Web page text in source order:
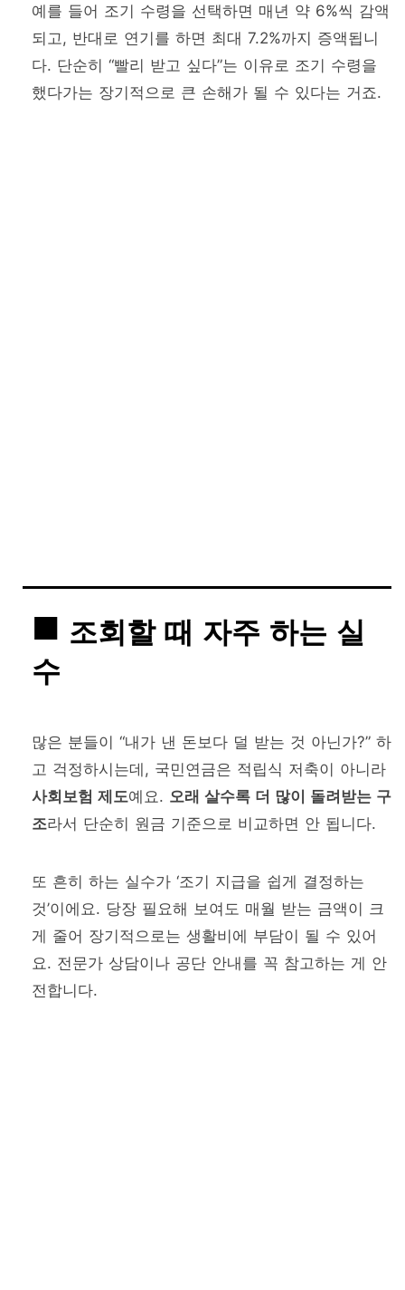
예를 들어 조기 수령을 선택하면 매년 약 6%씩 감액
되고, 반대로 연기를 하면 최대 7.2%까지 증액됩니
다. 단순히 “빨리 받고 싶다”는 이유로 조기 수령을
했다가는 장기적으로 큰 손해가 될 수 있다는 거죠.
조회할 때 자주 하는 실
수
많은 분들이 “내가 낸 돈보다 덜 받는 것 아닌가?” 하
고 걱정하시는데, 국민연금은 적립식 저축이 아니라
사회보험 제도예요. 오래 살수록 더 많이 돌려받는 구
조라서 단순히 원금 기준으로 비교하면 안 됩니다.
또 흔히 하는 실수가 ‘조기 지급을 쉽게 결정하는
것’이에요. 당장 필요해 보여도 매월 받는 금액이 크
게 줄어 장기적으로는 생활비에 부담이 될 수 있어
요. 전문가 상담이나 공단 안내를 꼭 참고하는 게 안
전합니다.